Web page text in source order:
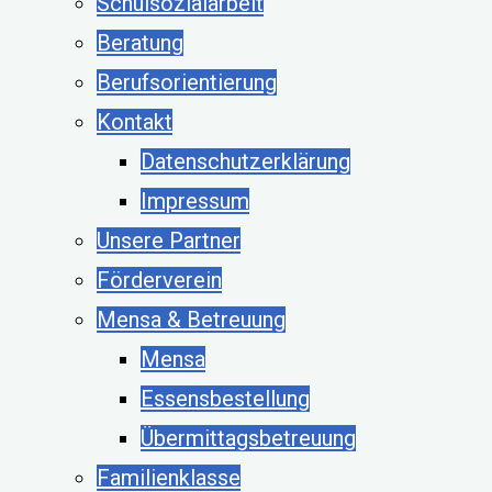
Beratung
Berufsorientierung
Kontakt
Datenschutzerklärung
Impressum
Unsere Partner
Förderverein
Mensa & Betreuung
Mensa
Essensbestellung
Übermittagsbetreuung
Familienklasse